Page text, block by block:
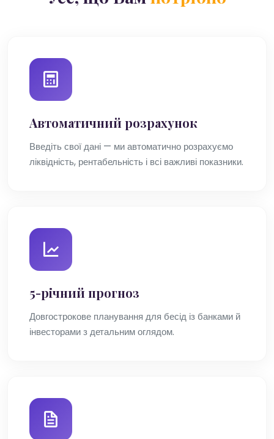
Автоматичний розрахунок
Введіть свої дані — ми автоматично розрахуємо
ліквідність, рентабельність і всі важливі показники.
5-річний прогноз
Довгострокове планування для бесід із банками й
інвесторами з детальним оглядом.